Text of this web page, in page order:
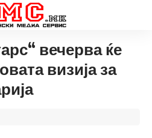
вечерва ќе
визија за